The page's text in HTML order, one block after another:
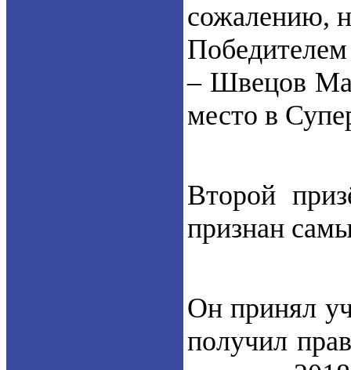
сожалению,
– Швецов
место в
Второй
признан
Он принял
получил